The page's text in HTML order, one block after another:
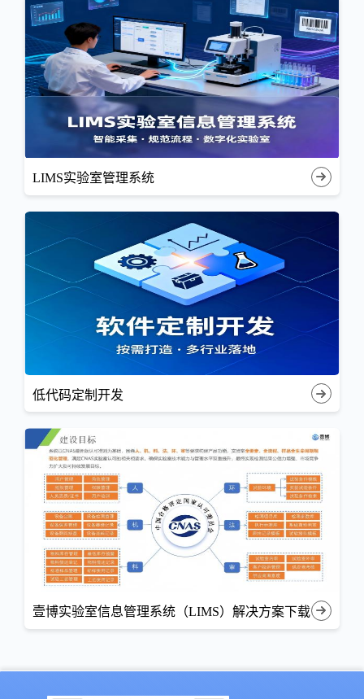
LIMS实验室管理系统
低代码定制开发
壹博实验室信息管理系统（LIMS）解决方案下载